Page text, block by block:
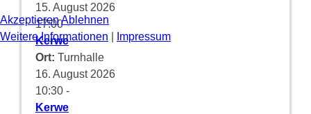
15. August 2026
17:00-
Kerwe
Ort: Turnhalle
16. August 2026
10:30 -
Kerwe
AkzeptierenAblehnen
Weitere Informationen
Impressum